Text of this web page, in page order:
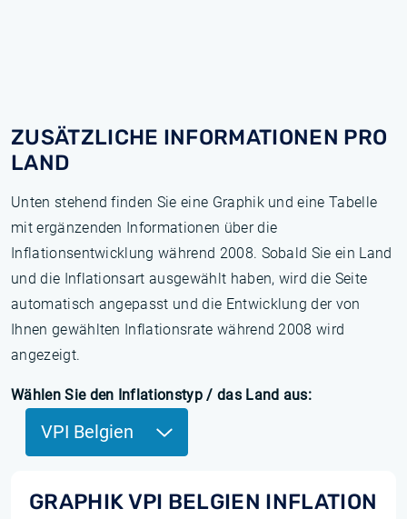
ZUSÄTZLICHE INFORMATIONEN PRO
LAND
Unten stehend finden Sie eine Graphik und eine Tabelle
mit ergänzenden Informationen über die
Inflationsentwicklung während 2008. Sobald Sie ein Land
und die Inflationsart ausgewählt haben, wird die Seite
automatisch angepasst und die Entwicklung der von
Ihnen gewählten Inflationsrate während 2008 wird
angezeigt.
Wählen Sie den Inflationstyp / das Land aus:
VPI Belgien
GRAPHIK VPI BELGIEN INFLATION